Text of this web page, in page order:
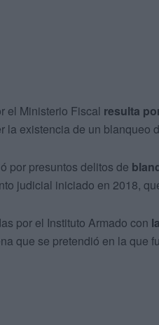
el Ministerio Fiscal resulta
la existencia de un blanqueo
por presuntos delitos de
judicial iniciado en 2018,
por el Instituto Armado con
que se pretendió en la que